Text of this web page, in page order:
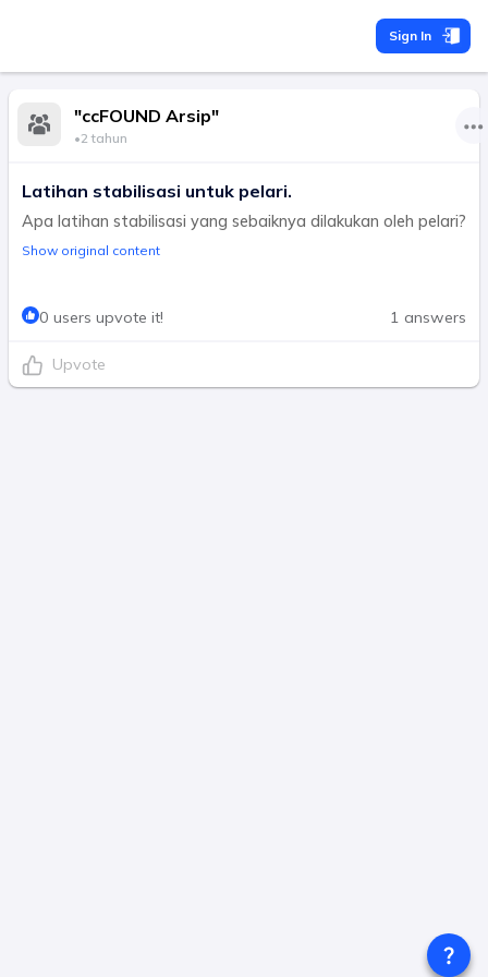
Sign In
"ccFOUND Arsip"
•2 tahun
Latihan stabilisasi untuk pelari.
Apa latihan stabilisasi yang sebaiknya dilakukan oleh pelari?
Show original content
0 users upvote it! 1 answers
Upvote